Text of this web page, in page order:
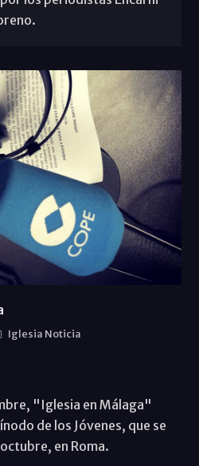
Iglesia Noticia
"Iglesia en Málaga"
de los Jóvenes, que se
en Roma.